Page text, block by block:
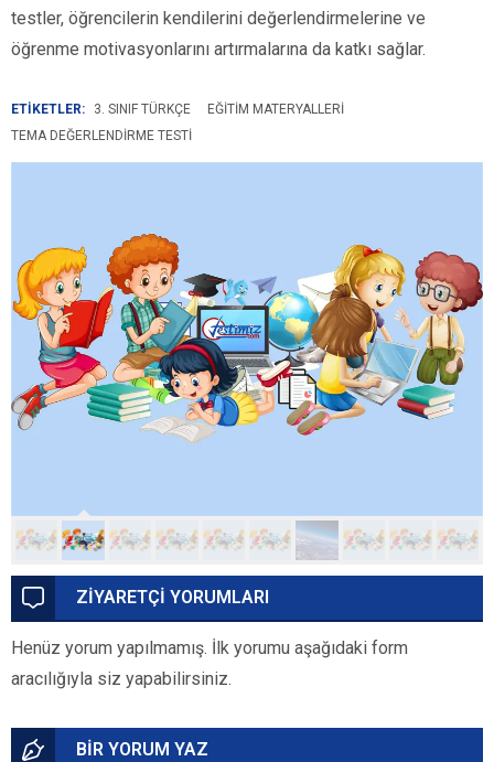
testler, öğrencilerin kendilerini değerlendirmelerine ve
öğrenme motivasyonlarını artırmalarına da katkı sağlar.
ETİKETLER: 3. SINIF TÜRKÇE
EĞITIM MATERYALLERI
TEMA DEĞERLENDIRME TESTI
ZİYARETÇİ YORUMLARI
Henüz yorum yapılmamış. İlk yorumu aşağıdaki form
aracılığıyla siz yapabilirsiniz.
BİR YORUM YAZ